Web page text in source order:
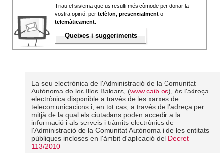
Triau el sistema que us resulti més còmode per donar la
vostra opinió: per telèfon presencialment o
telemàticament
Queixes i suggeriments
La seu electrònica de l'Administració de la Comunitat
Autònoma de les Illes Balears, (www.caib.es), és l'adreça
electrònica disponible a través de les xarxes de
telecomunicacions i, en tot cas, a través de l'adreça per
mitjà de la qual els ciutadans poden accedir a la
informació i als serveis i tràmits electrònics de
l'Administració de la Comunitat Autònoma i de les entitats
públiques incloses en l'àmbit d'aplicació del Decret
113/2010